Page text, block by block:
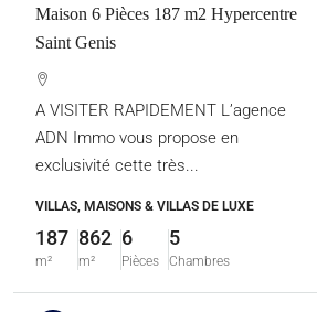
Maison 6 Pièces 187 m2 Hypercentre
Saint Genis
A VISITER RAPIDEMENT L’agence
ADN Immo vous propose en
exclusivité cette très...
VILLAS, MAISONS & VILLAS DE LUXE
187
m²
862
m²
6
Pièces
5
Chambres